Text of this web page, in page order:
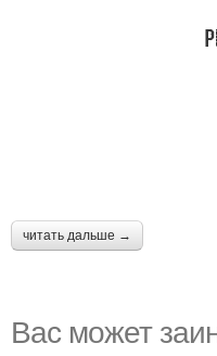
читать дальше →
Вас может